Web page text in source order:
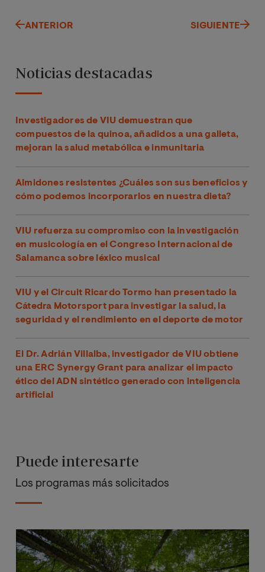
ANTERIOR SIGUIENTE
Noticias destacadas
Investigadores de VIU demuestran que
compuestos de la quinoa, añadidos a una galleta,
mejoran la salud metabólica e inmunitaria
Almidones resistentes ¿Cuáles son sus beneficios y
cómo podemos incorporarlos en nuestra dieta?
VIU refuerza su compromiso con la investigación
en musicología en el Congreso Internacional de
Salamanca sobre léxico musical
VIU y el Circuit Ricardo Tormo han presentado la
Cátedra Motorsport para investigar la salud, la
seguridad y el rendimiento en el deporte de motor
El Dr. Adrián Villalba, investigador de VIU obtiene
una ERC Synergy Grant para analizar el impacto
ético del ADN sintético generado con inteligencia
artificial
Puede interesarte
Los programas más solicitados